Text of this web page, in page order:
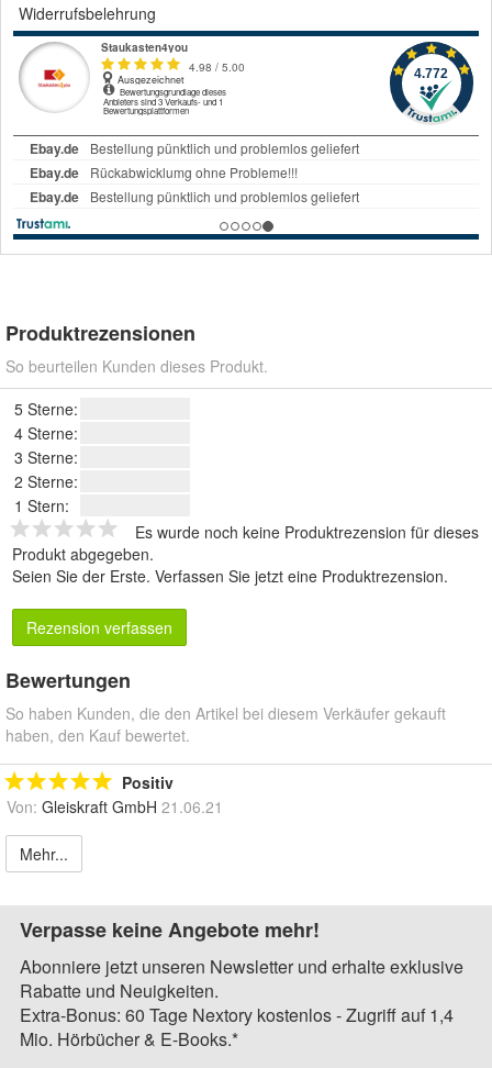
Widerrufsbelehrung
Produktrezensionen
So beurteilen Kunden dieses Produkt.
5 Sterne:
4 Sterne:
3 Sterne:
2 Sterne:
1 Stern:
Es wurde noch keine Produktrezension für dieses
Produkt abgegeben.
Seien Sie der Erste. Verfassen Sie jetzt eine Produktrezension.
Rezension verfassen
Bewertungen
So haben Kunden, die den Artikel bei diesem Verkäufer gekauft
haben, den Kauf bewertet.
Positiv
Von: Gleiskraft GmbH 21.06.21
Mehr...
Verpasse keine Angebote mehr!
Abonniere jetzt unseren Newsletter und erhalte exklusive
Rabatte und Neuigkeiten.
Extra-Bonus: 60 Tage Nextory kostenlos - Zugriff auf 1,4
Mio. Hörbücher & E-Books.*